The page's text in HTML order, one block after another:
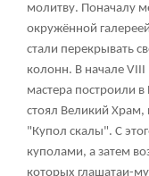
молитву. Поначалу
окружённой
стали перекрывать
колонн. В начале VIII
мастера построили в
стоял Великий Храм,
"Купол скалы". С
куполами, а затем
которых глашатаи-